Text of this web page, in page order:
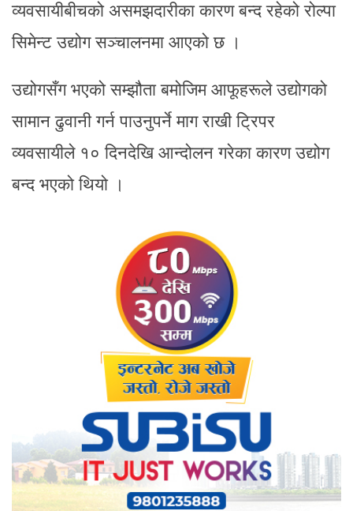
व्यवसायीबीचको असमझदारीका कारण बन्द रहेको रोल्पा
सिमेन्ट उद्योग सञ्चालनमा आएको छ ।
उद्योगसँग भएको सम्झौता बमोजिम आफूहरूले उद्योगको
सामान ढुवानी गर्न पाउनुपर्ने माग राखी ट्रिपर
व्यवसायीले १० दिनदेखि आन्दोलन गरेका कारण उद्योग
बन्द भएको थियो ।